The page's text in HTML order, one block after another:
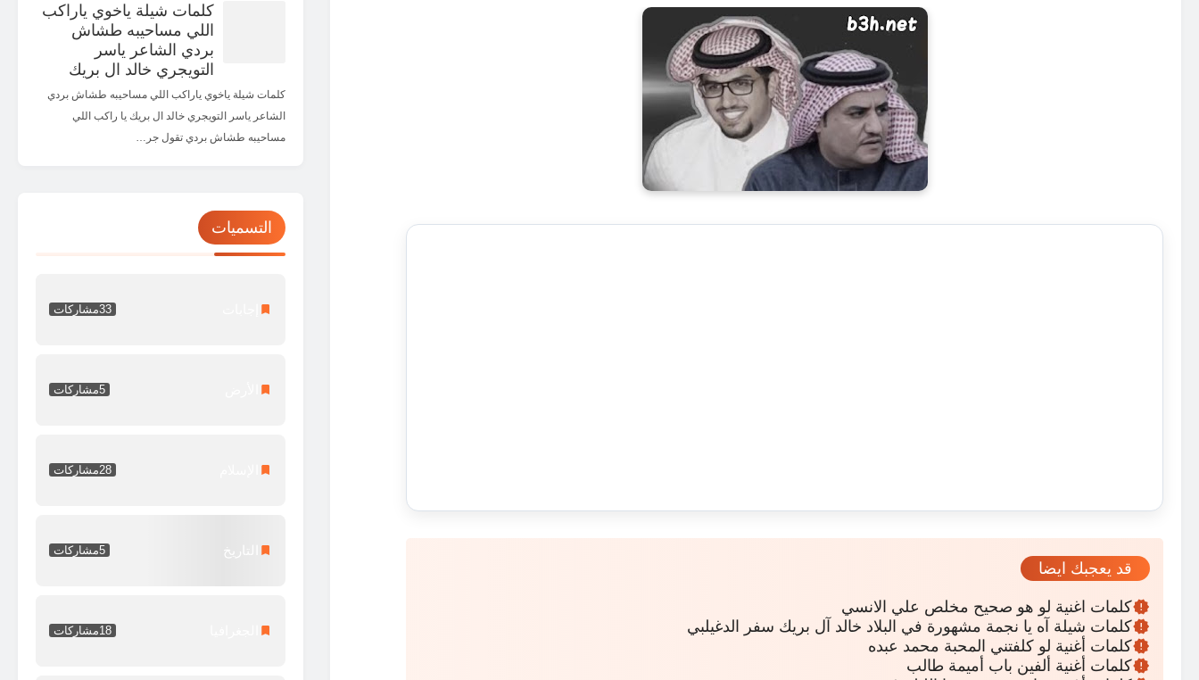
قد يعجبك ايضا
كلمات اغنية لو هو صحيح مخلص علي الانسي
كلمات شيلة آه يا نجمة مشهورة في البلاد خالد آل بريك سفر الدغيلبي
كلمات أغنية لو كلفتني المحبة محمد عبده
كلمات أغنية ألفين باب أميمة طالب
كلمات شيلة ياخوي ياراكب
اللي مساحيبه طشاش
بردي الشاعر ياسر
التويجري خالد ال بريك
كلمات شيلة ياخوي ياراكب اللي مساحيبه طشاش بردي
الشاعر ياسر التويجري خالد ال بريك يا راكب اللي
مساحيبه طشاش بردي تقول جر…
التسميات
33مشاركات
5مشاركات
28مشاركات
التاريخ 5مشاركات
18مشاركات